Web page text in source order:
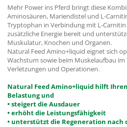
Mehr Power ins Pferd bringt diese
Aminosäuren, Mariendistel und L-
Tryptophan in Verbindung mit L-
zusätzliche Energie bereit und
Muskulatur, Knochen und Organen.
Natural Feed Amino+liquid eignet sich
Wachstum sowie beim Muskelaufbau im
Verletzungen und Operationen.
Natural Feed Amino+liquid hilft
Belastung und
• steigert die Ausdauer
• erhöht die Leistungsfähigkeit
• unterstützt die Regeneration nach